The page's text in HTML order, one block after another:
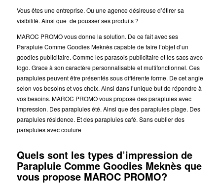
Vous êtes une entreprise. Ou une agence désireuse d’étirer sa
visibilité. Ainsi que de pousser ses produits ?
MAROC PROMO vous donne la solution. De ce fait avec ses
Parapluie Comme Goodies Meknès capable de faire l’objet d’un
goodies publicitaire. Comme les parasols publicitaire et les sacs avec
logo. Grace à son caractère personnalisable et multifonctionnel. Ces
parapluies peuvent être présentés sous différente forme. De cet angle
selon vos besoins et vos choix. Ainsi dans l’unique but de répondre à
vos besoins. MAROC PROMO vous propose des parapluies avec
impression. Des parapluies été. Ainsi que des parapluies plage. Des
parapluies résidence. Et des parapluies café. Sans oublier des
parapluies avec couture
Quels sont les types d’impression de
Parapluie Comme Goodies Meknès que
vous propose MAROC PROMO?